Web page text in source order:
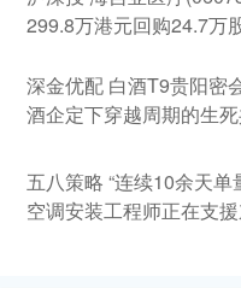
299.8万港元回购24.7万
深金优配 白酒T9贵阳密
酒企定下穿越周期的生
五八策略 “连续10余天
空调安装工程师正在支